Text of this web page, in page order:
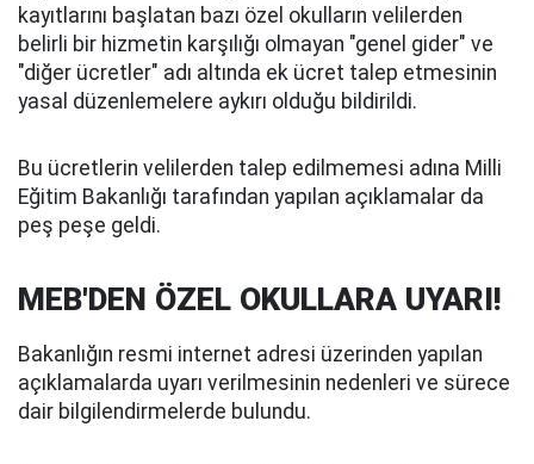
kayıtlarını başlatan bazı özel okulların velilerden
belirli bir hizmetin karşılığı olmayan "genel gider" ve
"diğer ücretler" adı altında ek ücret talep etmesinin
yasal düzenlemelere aykırı olduğu bildirildi.
Bu ücretlerin velilerden talep edilmemesi adına Milli
Eğitim Bakanlığı tarafından yapılan açıklamalar da
peş peşe geldi.
MEB'DEN ÖZEL OKULLARA UYARI!
Bakanlığın resmi internet adresi üzerinden yapılan
açıklamalarda uyarı verilmesinin nedenleri ve sürece
dair bilgilendirmelerde bulundu.